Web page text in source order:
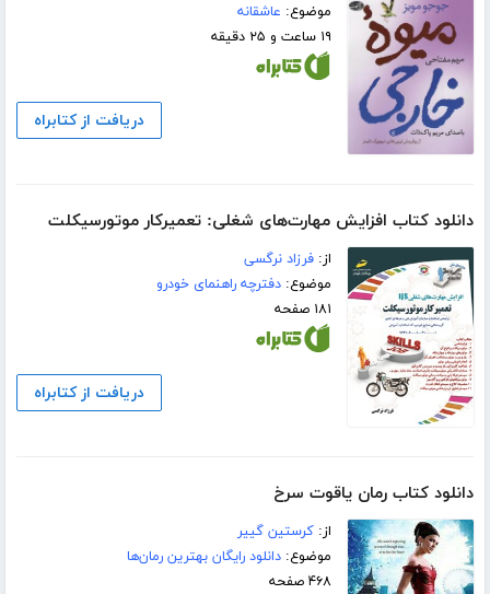
موضوع: عاشقانه
۱۹ ساعت و ۲۵ دقیقه
دریافت از کتابراه
دانلود کتاب افزایش مهارت‌های شغلی: تعمیرکار موتورسیکلت
از:فرزاد نرگسی
موضوع:دفترچه راهنمای خودرو
۱۸۱ صفحه
دریافت از کتابراه
دانلود کتاب رمان یاقوت سرخ
از:کرستین گییر
موضوع:دانلود رایگان بهترین رمان‌ها
۴۶۸ صفحه